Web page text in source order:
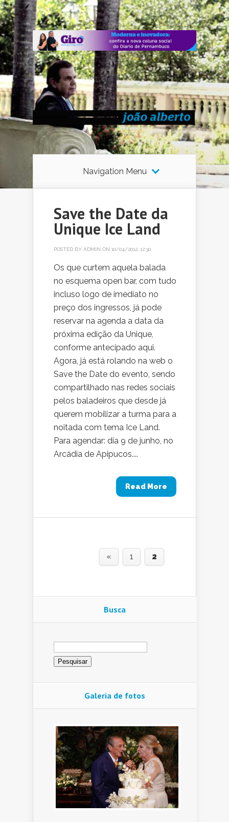
Navigation Menu
Save the Date da
Unique Ice Land
POSTED BY ADMIN ON 10/04/2012, 12:30
Os que curtem aquela balada
no esquema open bar, com tudo
incluso logo de imediato no
preço dos ingressos, já pode
reservar na agenda a data da
próxima edição da Unique,
conforme antecipado aqui.
Agora, já está rolando na web o
Save the Date do evento, sendo
compartilhado nas redes sociais
pelos baladeiros que desde já
querem mobilizar a turma para a
noitada com tema Ice Land.
Para agendar: dia 9 de junho, no
Arcádia de Apipucos....
Read More
« 1 2
Busca
Pesquisar
por:
Galeria de fotos